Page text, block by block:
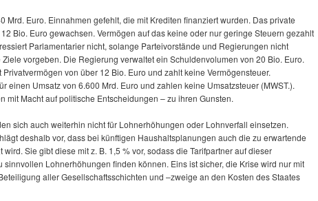
Mrd. Euro. Einnahmen gefehlt, die mit Krediten finanziert wurden. Das private
Bio. Euro gewachsen. Vermögen auf das keine oder nur geringe Steuern gezahlt
Parlamentarier nicht, solange Parteivorstände und Regierungen nicht
vorgeben. Die Regierung verwaltet ein Schuldenvolumen von 20 Bio. Euro.
von über 12 Bio. Euro und zahlt keine Vermögensteuer.
einen Umsatz von 6.600 Mrd. Euro und zahlen keine Umsatzsteuer (MWST.).
mit Macht auf politische Entscheidungen – zu ihren Gunsten.
sich auch weiterhin nicht für Lohnerhöhungen oder Lohnverfall einsetzen.
deshalb vor, dass bei künftigen Haushaltsplanungen auch die zu erwartende
wird. Sie gibt diese mit z. B. 1,5 % vor, sodass die Tarifpartner auf dieser
sinnvollen Lohnerhöhungen finden können. Eins ist sicher, die Krise wird nur mit
aller Gesellschaftsschichten und –zweige an den Kosten des Staates